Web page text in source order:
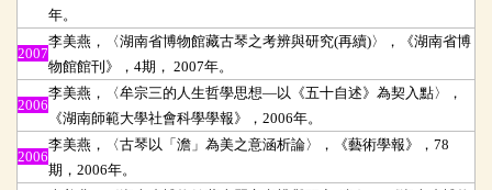
年。
2007
李美燕，〈湖南省博物館藏古琴之考辨與研究(再續)〉，《湖南省博
物館館刊》，4期， 2007年。
2006
李美燕，〈牟宗三的人生哲學思想—以《五十自述》為契入點〉，
《湖南師範大學社會科學學報》，2006年。
2006
李美燕，〈古琴以「澹」為美之意涵析論〉，《藝術學報》，78
期，2006年。